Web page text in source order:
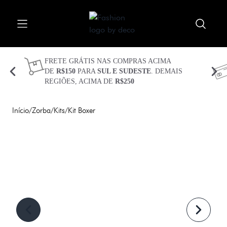
Abrir menu
Fechar menu Meu carrinho
Procurar
CUECAS
KITS
SEJA BEM VINDO(A)
FRETE GRÁTIS NAS COMPRAS ACIMA
DE R$150 PARA SUL E SUDESTE. DEMAIS
REGIÕES, ACIMA DE R$250
Início/Zorba/Kits/Kit Boxer